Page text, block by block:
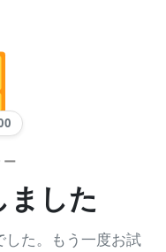
ました
した。もう一度お試